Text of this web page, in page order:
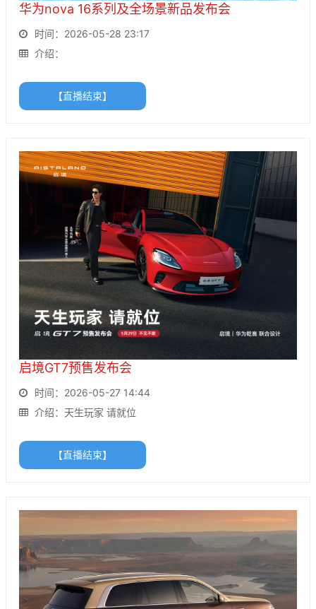
华为nova 16系列及全场景新品发布会
时间：2026-05-28 23:17
介绍：
【直播结束】
启境GT7预售发布会
时间：2026-05-27 14:44
介绍：天生玩家 请就位
【直播结束】